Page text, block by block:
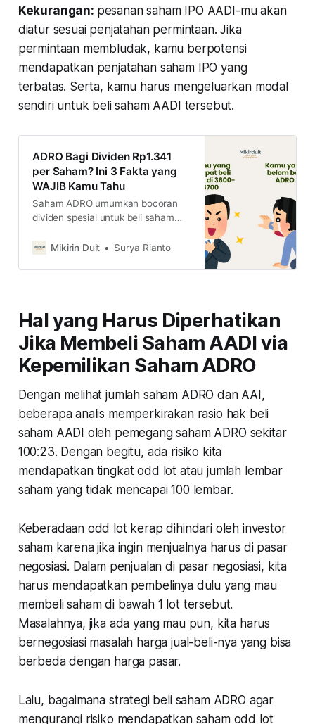
Kekurangan: pesanan saham IPO AADI-mu akan
diatur sesuai penjatahan permintaan. Jika
permintaan membludak, kamu berpotensi
mendapatkan penjatahan saham IPO yang
terbatas. Serta, kamu harus mengeluarkan modal
sendiri untuk beli saham AADI tersebut.
ADRO Bagi Dividen Rp1.341
per Saham? Ini 3 Fakta yang
WAJIB Kamu Tahu
Saham ADRO umumkan bocoran
dividen spesial untuk beli saham
Dengan fakta ini, apa yang harus
punya sahamnya?
Mikirin Duit Surya Rianto
Hal yang Harus Diperhatikan
Jika Membeli Saham AADI via
Kepemilikan Saham ADRO
Dengan melihat jumlah saham ADRO dan AAI,
beberapa analis memperkirakan rasio hak beli
saham AADI oleh pemegang saham ADRO sekitar
100:23. Dengan begitu, ada risiko kita
mendapatkan tingkat odd lot atau jumlah lembar
saham yang tidak mencapai 100 lembar.
Keberadaan odd lot kerap dihindari oleh investor
saham karena jika ingin menjualnya harus di pasar
negosiasi. Dalam penjualan di pasar negosiasi, kita
harus mendapatkan pembelinya dulu yang mau
membeli saham di bawah 1 lot tersebut.
Masalahnya, jika ada yang mau pun, kita harus
bernegosiasi masalah harga jual-beli-nya yang bisa
berbeda dengan harga pasar.
Lalu, bagaimana strategi beli saham ADRO agar
mengurangi risiko mendapatkan saham odd lot